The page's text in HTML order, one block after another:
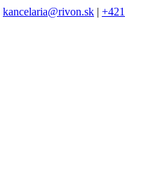
kancelaria@rivon.sk | +421